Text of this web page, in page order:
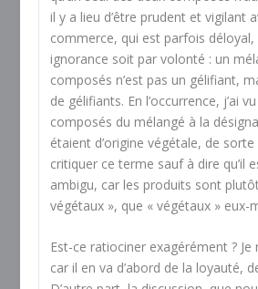
il y a lieu d’être prudent et vigilant
commerce, qui est parfois
ignorance soit par volonté : un
composés n’est pas un gélifiant,
de gélifiants. En l’occurrence, j’ai
composés du mélangé à la
étaient d’origine végétale, de sorte
critiquer ce terme sauf à dire qu’il
ambigu, car les produits sont
végétaux », que « végétaux » eux-
Est-ce ratiociner exagérément ? Je
car il en va d’abord de la loyauté,